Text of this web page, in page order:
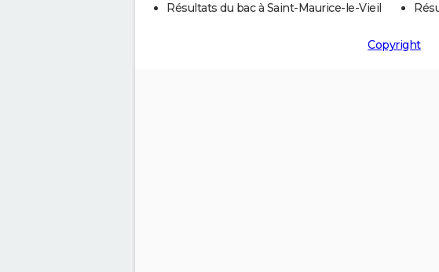
Résultats du bac à Saint-Maurice-le-Vieil
Copyright